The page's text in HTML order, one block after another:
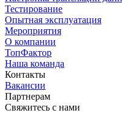
Тестирование
Опытная эксплуатация
Мероприятия
О компании
ТопФактор
Наша команда
Контакты
Вакансии
Партнерам
Свяжитесь с нами